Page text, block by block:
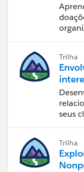
Trilha
seus
Trilha